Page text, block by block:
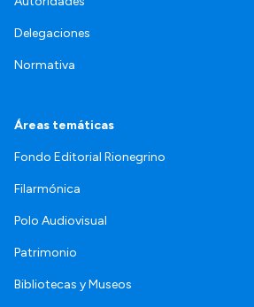
Delegaciones
Normativa
Áreas temáticas
Fondo Editorial Rionegrino
Filarmónica
Polo Audiovisual
Patrimonio
Bibliotecas y Museos